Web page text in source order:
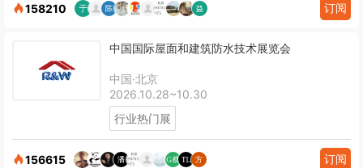
158210 订阅
中国国际屋面和建筑防水技术展览会
中国·北京
2026.10.28~10.30
行业热门展
156615 订阅